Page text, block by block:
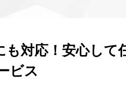
も対応！安心して
ビス